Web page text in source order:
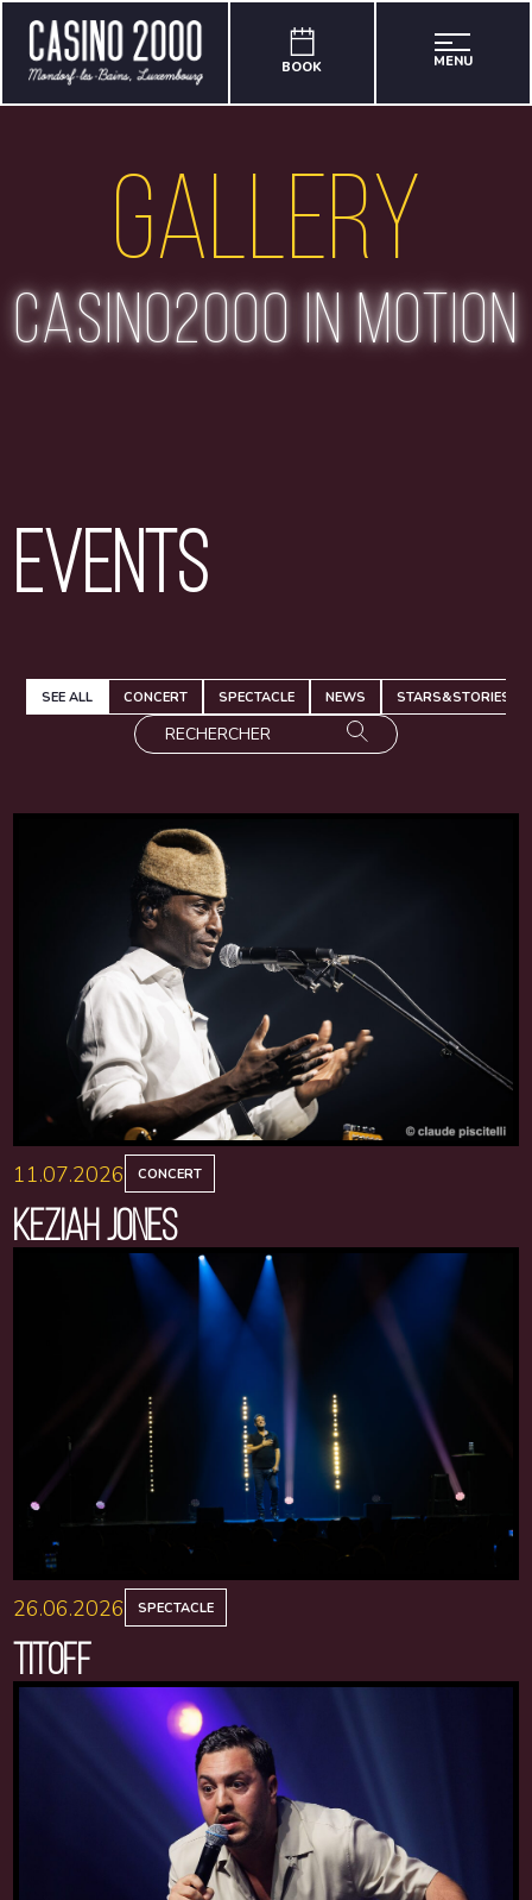
BOOK MENU
Gallery
casino2000 in motion
Events
SEE ALL CONCERT SPECTACLE NEWS STARS&STORIES
11.07.2026 CONCERT
KEZIAH JONES
26.06.2026 SPECTACLE
TITOFF